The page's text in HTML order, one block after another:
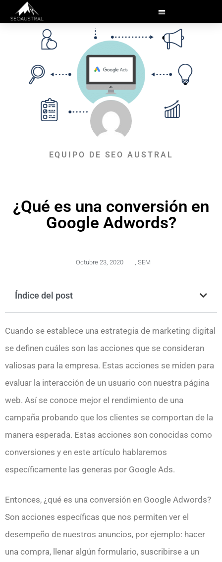
EQUIPO DE SEO AUSTRAL
¿Qué es una conversión en
Google Adwords?
Octubre 23, 2020 , SEM
Índice del post
Cuando se establece una estrategia de marketing digital
se definen cuáles son las acciones que se consideran
valiosas para la empresa. Estas acciones se miden para
evaluar la interacción de un usuario con nuestra página
web. Así se conoce mejor el rendimiento de una
campaña probando que los clientes se comportan de la
manera esperada. Estas acciones son conocidas como
conversiones y en este artículo hablaremos
específicamente las generas por Google Ads.
Entonces, ¿qué es una conversión en Google Adwords?
Son acciones específicas que nos permiten ver el
desempeño de nuestros anuncios, por ejemplo: hacer
una compra, llenar algún formulario, suscribirse a un